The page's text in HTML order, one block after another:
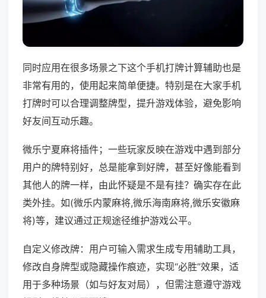
同时应用在很多场景之下这个手机打牌计算辅助也是
非常有用的，使用起来简单便捷。特别是在大家手机
打牌时可以合理调整牌型，提升游戏体验，避免影响
好友间互动乐趣。
微乐宁夏麻将插件；一些玩家反映在游戏中遇到部分
用户的牌特别好，总是能拿到好牌，甚至好像能看到
其他人的牌一样，由此怀疑是不是有挂？确实存在此
类外挂。如(微乐内蒙麻将,微乐海南麻将,微乐安徽麻
将)等，建议通过正规途径维护游戏公平。
自定义修改牌：用户可输入需求生成专用辅助工具，
修改自身牌型或隐藏操作痕迹，实现“必胜”效果，适
用于多种场景（如与好友对局），但需注意遵守游戏